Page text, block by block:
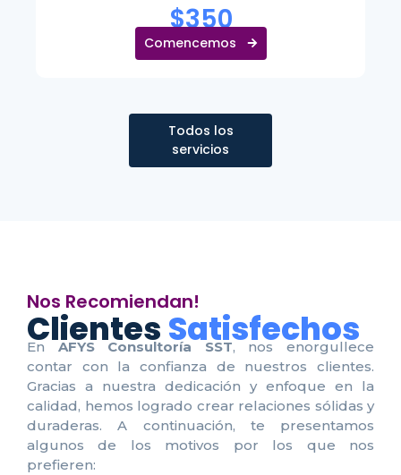
$350
Comencemos
Todos los
servicios
Nos Recomiendan!
Clientes Satisfechos
En AFYS Consultoría SST, nos enorgullece
contar con la confianza de nuestros clientes.
Gracias a nuestra dedicación y enfoque en la
calidad, hemos logrado crear relaciones sólidas y
duraderas. A continuación, te presentamos
algunos de los motivos por los que nos
prefieren: